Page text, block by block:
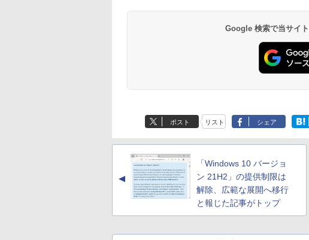
ド、
ドナイト
バーチャルアイテム
を含む】 【オンライ
ブロックス | オンラ
インコード版
￥1,300
バーチャルアイテム
を含む】 【オンライ
ブロックス |オンライ
￥1,600
定バーチ
ムを含む
ロブロッ
￥3,200
￥1,766
デザイン入門講座
［第2版］
￥1,292
非エンジ
素人 でも
もコンテ
非エンジ
のAIコーデ
門シリーズ
￥99
ない、大きな画面で
読みやすい、6週間持
チディスプレイ電子
書籍リーダー、マッ
チャ、16GB、広告な
し
￥16,980
ション (32GB) 7イン
チディスプレイ、明
調節ライト、12週間
告なし、メタリック
ブラック
￥27,980
7インチデ
イ、色調
テリー、
￥22,980
Google 検索で当サイ
ポスト リスト シェア
▲
「Windows 10 バージョ
ン 21H2」の提供制限は
解除、広範な展開へ移行
と報じた記事がトップ